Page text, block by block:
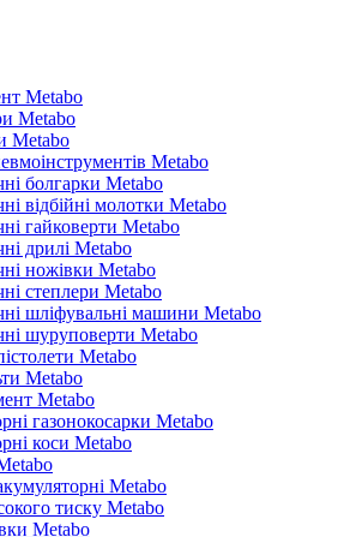
Metabo
Metabo
Metabo
Metabo
болгарки Metabo
відбійні молотки Metabo
гайковерти Metabo
дрилі Metabo
ножівки Metabo
степлери Metabo
шліфувальні машини Metabo
шуруповерти Metabo
Metabo
Metabo
Metabo
газонокосарки Metabo
коси Metabo
Metabo
тиску Metabo
Metabo